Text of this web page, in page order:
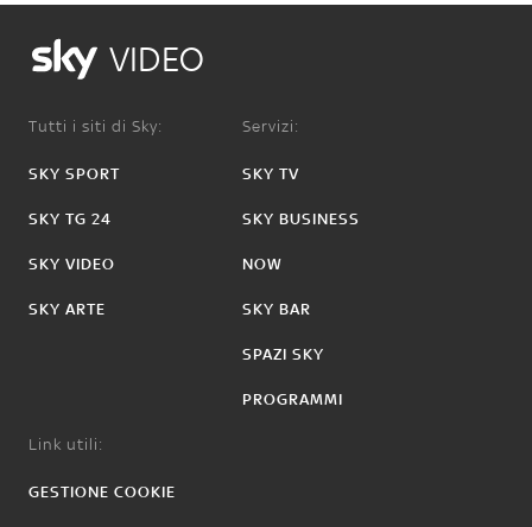
VIDEO
Tutti i siti di Sky:
SKY SPORT
SKY TG 24
SKY VIDEO
SKY ARTE
Servizi:
SKY TV
SKY BUSINESS
NOW
SKY BAR
SPAZI SKY
PROGRAMMI
Link utili:
GESTIONE COOKIE